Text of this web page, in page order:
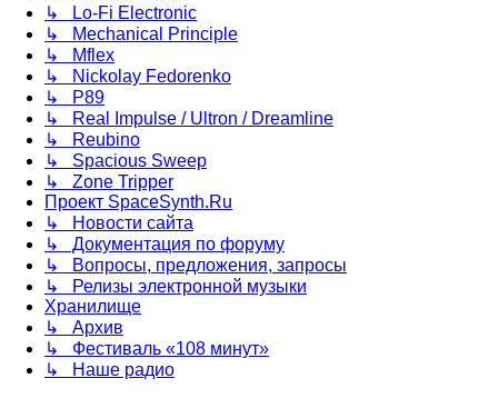
↳ Lo-Fi Electronic
↳ Mechanical Principle
↳ Mflex
↳ Nickolay Fedorenko
↳ P89
↳ Real Impulse / Ultron / Dreamline
↳ Reubino
↳ Spacious Sweep
↳ Zone Tripper
Проект SpaceSynth.Ru
↳ Новости сайта
↳ Документация по форуму
↳ Вопросы, предложения, запросы
↳ Релизы электронной музыки
Хранилище
↳ Архив
↳ Фестиваль «108 минут»
↳ Наше радио